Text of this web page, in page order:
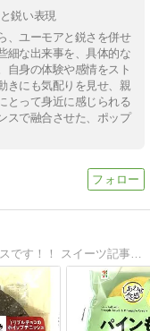
鋭い表現
、ユーモアと鋭さを併せ
細な出来事を、具体的な
自身の体験や感情をスト
きにも気配りを見せ、親
とって身近に感じられる
スで融合させた、ポップ
どうも！”甘党犬”のドクター・ソクラテスです！！ スイーツ記事を中心にブログを更新していきますので、宜しくお願い致します！！！